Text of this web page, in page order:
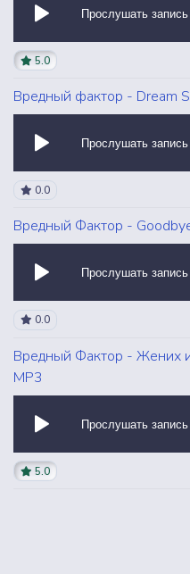
Прослушать запись
5.0
Вредный фактор - Dream
Прослушать запись
0.0
Вредный Фактор -
Прослушать запись
0.0
Вредный Фактор - Жених
MP3
Прослушать запись
5.0